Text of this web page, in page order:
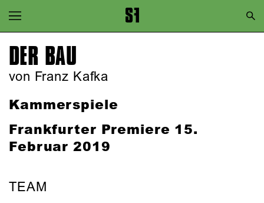
Zur Hauptnavigation springen
Zum Hauptinhalt springen
Zum Footer springen
DER BAU
von Franz Kafka
Kammerspiele
Frankfurter Premiere 15.
Februar 2019
TEAM